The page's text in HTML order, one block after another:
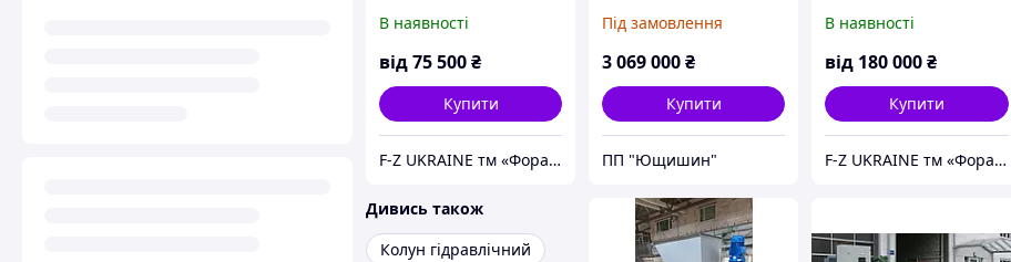
В наявності
від75 500₴
Купити
F-Z UKRAINE тм «Фора Захід»
Під замовлення
3 069 000₴
Купити
ПП "Ющишин"
В наявності
від 180 000₴
Купити
F-Z UKRAINE тм «Фора Захід»
Дивись також
Колун гідравлічний